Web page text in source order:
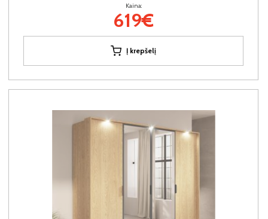
Kaina:
619€
Į krepšelį